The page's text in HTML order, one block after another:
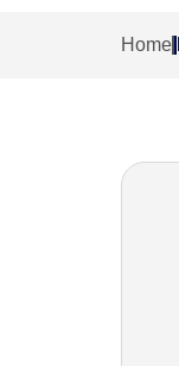
Home